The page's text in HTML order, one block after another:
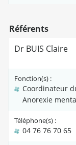
Référents
Dr BUIS Claire
Fonction(s) :
Coordinateur
Anorexie
Téléphone(s) :
04 76 76 70 65